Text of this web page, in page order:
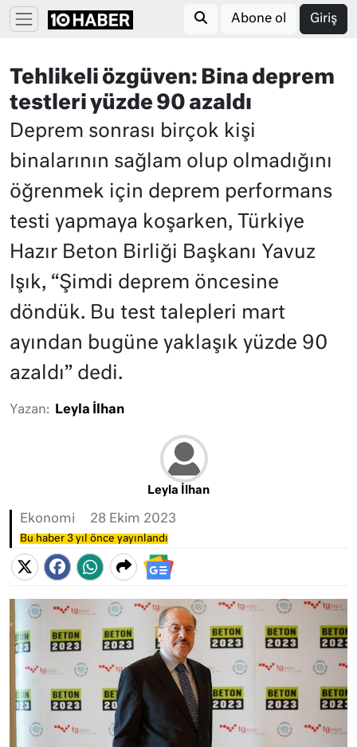
Abone ol Giriş
Tehlikeli özgüven: Bina deprem
testleri yüzde 90 azaldı
Deprem sonrası birçok kişi
binalarının sağlam olup olmadığını
öğrenmek için deprem performans
testi yapmaya koşarken, Türkiye
Hazır Beton Birliği Başkanı Yavuz
Işık, “Şimdi deprem öncesine
döndük. Bu test talepleri mart
ayından bugüne yaklaşık yüzde 90
azaldı” dedi.
Yazan: Leyla İlhan
Leyla İlhan
Ekonomi 28 Ekim 2023
Bu haber 3 yıl önce yayınlandı